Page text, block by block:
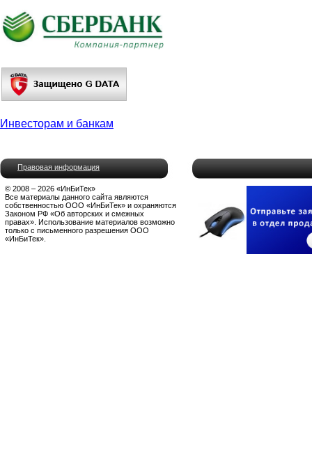
Инвесторам и банкам
Правовая информация
© 2008 – 2026 «ИнБиТек»
Все материалы данного сайта являются
собственностью ООО «ИнБиТек» и охраняются
Законом РФ «Об авторских и смежных
правах». Использование материалов возможно
только с письменного разрешения ООО
«ИнБиТек».